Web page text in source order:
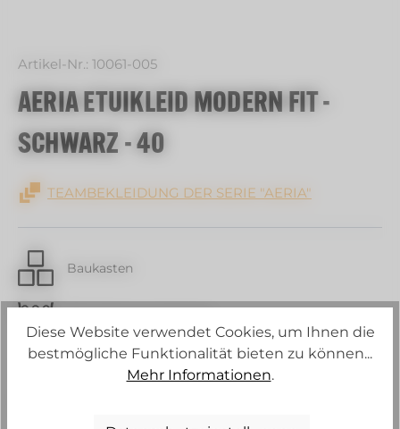
Artikel-Nr.: 10061-005
AERIA ETUIKLEID MODERN FIT -
SCHWARZ - 40
TEAMBEKLEIDUNG DER SERIE "AERIA"
Baukasten
Strech
Diese Website verwendet Cookies, um Ihnen die
bestmögliche Funktionalität bieten zu können...
Mehr Informationen.